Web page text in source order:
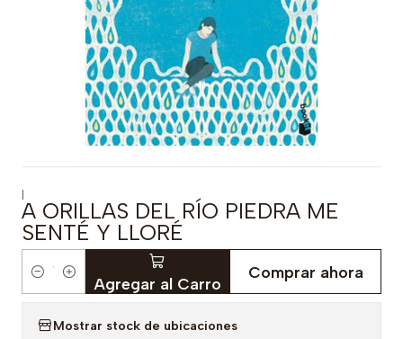
|
A ORILLAS DEL RÍO PIEDRA ME
SENTÉ Y LLORÉ
Cantidad Agregar al Carro
Comprar ahora
Mostrar stock de ubicaciones